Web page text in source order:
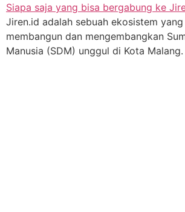
Siapa saja yang bisa bergabung ke
Jiren.id adalah sebuah ekosistem
membangun dan mengembangkan
Manusia (SDM) unggul di Kota Malang.